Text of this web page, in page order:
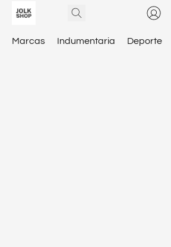
Marcas Indumentaria Deporte